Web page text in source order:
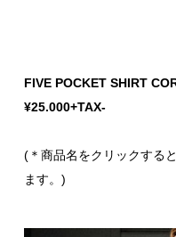
FIVE POCKET SHIRT
¥25.000+TAX-
(＊商品名をクリックする
ます。)